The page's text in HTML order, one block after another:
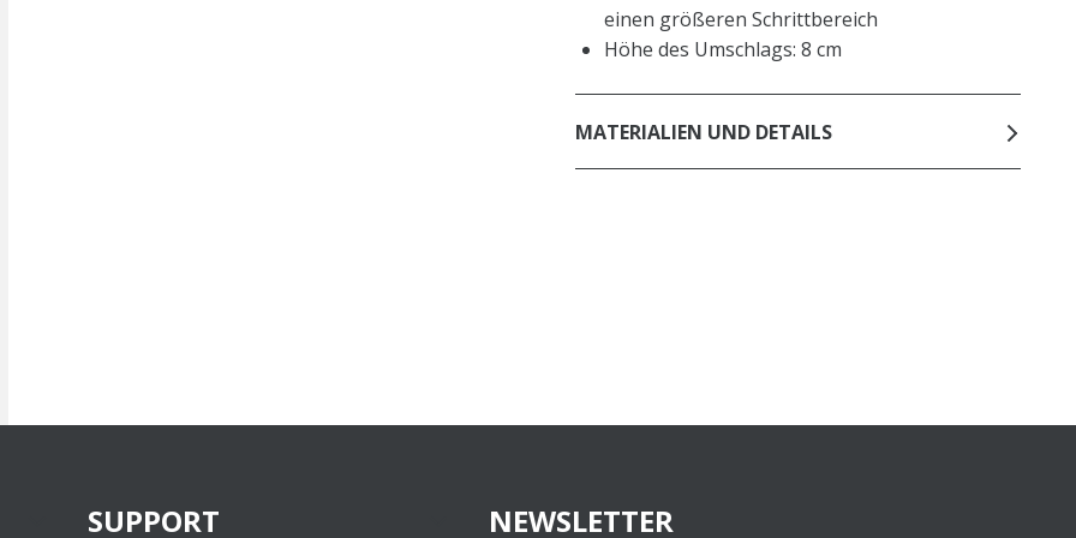
einen größeren Schrittbereich
Höhe des Umschlags: 8 cm
MATERIALIEN UND DETAILS
SUPPORT NEWSLETTER